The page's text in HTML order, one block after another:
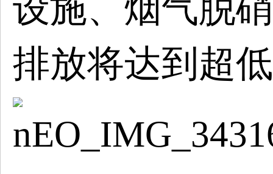
设施、烟气脱
排放将达到超